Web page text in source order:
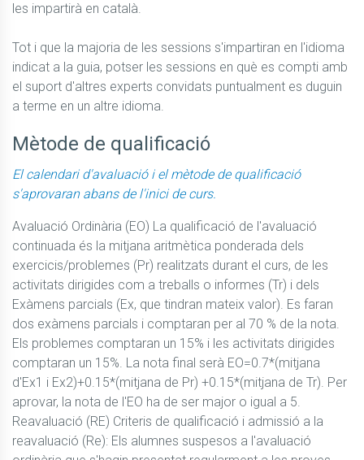
les impartirà en català.
Tot i que la majoria de les sessions s'impartiran en l'idioma
indicat a la guia, potser les sessions en què es compti amb
el suport d'altres experts convidats puntualment es duguin
a terme en un altre idioma.
Mètode de qualificació
El calendari d'avaluació i el mètode de qualificació
s'aprovaran abans de l'inici de curs.
Avaluació Ordinària (EO) La qualificació de l'avaluació
continuada és la mitjana aritmètica ponderada dels
exercicis/problemes (Pr) realitzats durant el curs, de les
activitats dirigides com a treballs o informes (Tr) i dels
Exàmens parcials (Ex, que tindran mateix valor). Es faran
dos exàmens parcials i comptaran per al 70 % de la nota.
Els problemes comptaran un 15% i les activitats dirigides
comptaran un 15%. La nota final serà EO=0.7*(mitjana
d'Ex1 i Ex2)+0.15*(mitjana de Pr) +0.15*(mitjana de Tr). Per
aprovar, la nota de l'EO ha de ser major o igual a 5.
Reavaluació (RE) Criteris de qualificació i admissió a la
reavaluació (Re): Els alumnes suspesos a l'avaluació